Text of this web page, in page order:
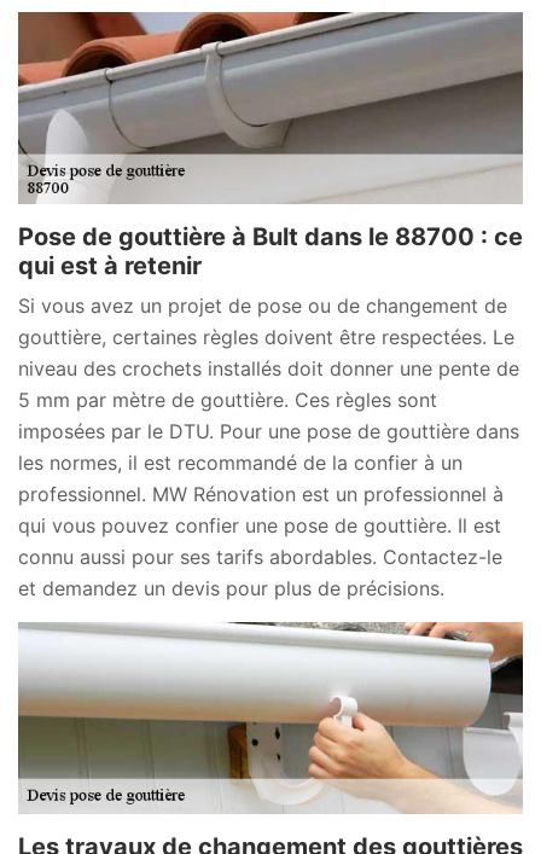
Pose de gouttière à Bult dans le 88700 : ce
qui est à retenir
Si vous avez un projet de pose ou de changement de
gouttière, certaines règles doivent être respectées. Le
niveau des crochets installés doit donner une pente de
5 mm par mètre de gouttière. Ces règles sont
imposées par le DTU. Pour une pose de gouttière dans
les normes, il est recommandé de la confier à un
professionnel. MW Rénovation est un professionnel à
qui vous pouvez confier une pose de gouttière. Il est
connu aussi pour ses tarifs abordables. Contactez-le
et demandez un devis pour plus de précisions.
Les travaux de changement des gouttières